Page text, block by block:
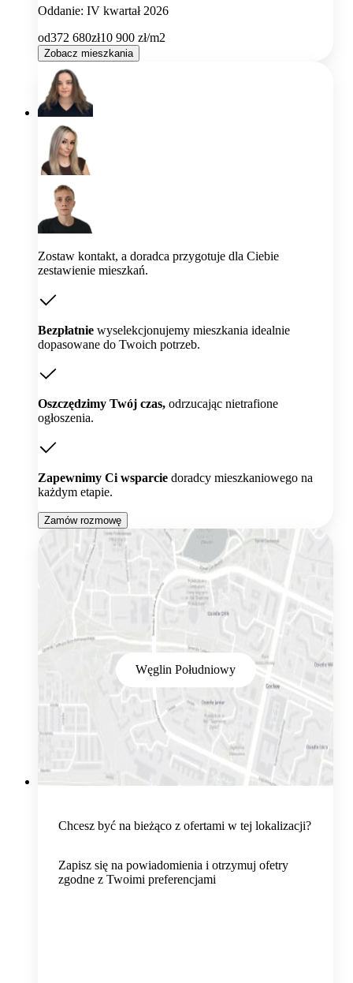
Oddanie: IV kwartał 2026
od372 680zł10 900 zł/m2
Zobacz mieszkania
Zostaw kontakt, a doradca przygotuje dla Ciebie
zestawienie mieszkań.
Bezpłatnie wyselekcjonujemy mieszkania idealnie
dopasowane do Twoich potrzeb.
Oszczędzimy Twój czas, odrzucając nietrafione
ogłoszenia.
Zapewnimy Ci wsparcie doradcy mieszkaniowego na
każdym etapie.
Zamów rozmowę
Węglin Południowy
Chcesz być na bieżąco z ofertami w tej lokalizacji?
Zapisz się na powiadomienia i otrzymuj ofetry
zgodne z Twoimi preferencjami